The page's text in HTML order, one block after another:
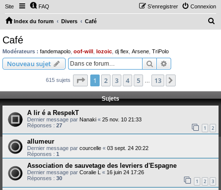
Site FAQ Connexion
S’enregistrer
Index du forum Divers Café
c
h
Café
Modérateurs : fandemapolo oof-will lozoic dj flex Arsene TriPolo
Nouveau sujet Rechercher
615 sujets Page 1sur13
1 2 3 4 5 13
Sujets
A lir é a RespekT
Dernier message par Nanaki « 25 nov. 10 21:33
Réponses : 27 1 2
allumeur
Dernier message par courcelle « 03 sept. 24 20:22
Réponses : 1
Association de sauvetage des levriers d'Espagne
Dernier message par Coralie L « 16 juin 24 17:26
Réponses : 30 1 2 3